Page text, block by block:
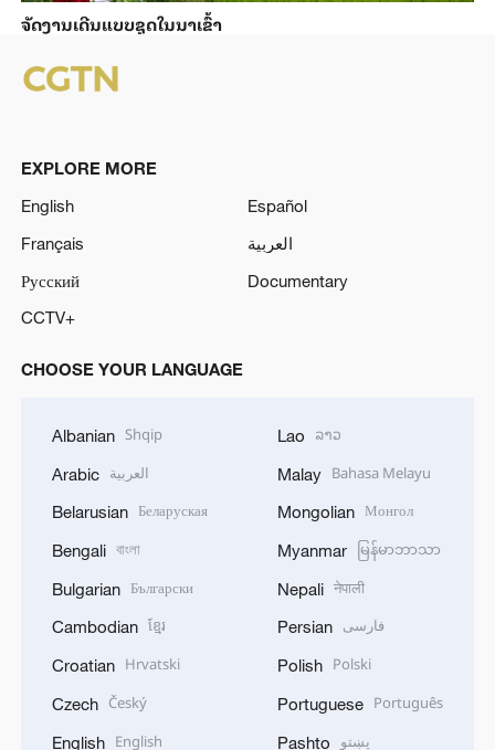
ຈັດງານເດີນແບບຊຸດໃນນາເຂົ້າ
EXPLORE MORE
English
Español
Français
العربية
Русский
Documentary
CCTV+
CHOOSE YOUR LANGUAGE
Albanian Shqip
Arabic العربية
Belarusian Беларуская
Bengali বাংলা
Bulgarian Български
Cambodian ខ្មែរ
Croatian Hrvatski
Czech Český
English English
Lao ລາວ
Malay Bahasa Melayu
Mongolian Монгол
Myanmar မြန်မာဘာသာ
Nepali नेपाली
Persian فارسی
Polish Polski
Portuguese Português
Pashto پښتو